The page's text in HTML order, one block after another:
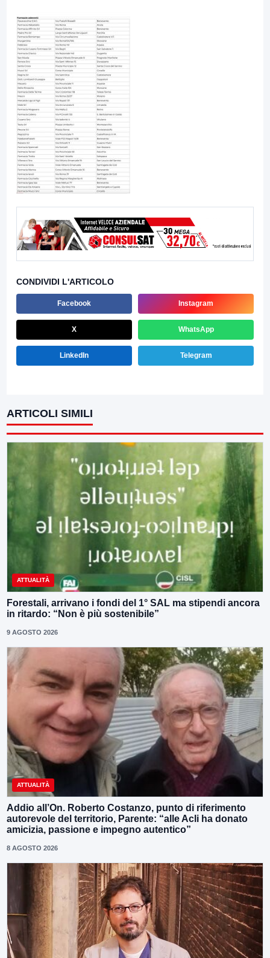
CONDIVIDI L'ARTICOLO
Facebook Instagram
X WhatsApp
LinkedIn Telegram
ARTICOLI SIMILI
ATTUALITÀ
Forestali, arrivano i fondi del 1° SAL ma stipendi ancora
in ritardo: “Non è più sostenibile”
9 AGOSTO 2026
ATTUALITÀ
Addio all’On. Roberto Costanzo, punto di riferimento
autorevole del territorio, Parente: “alle Acli ha donato
amicizia, passione e impegno autentico”
8 AGOSTO 2026